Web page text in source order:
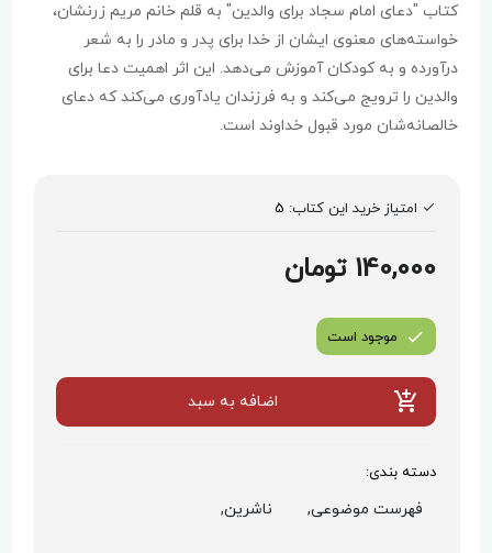
کتاب "دعای امام سجاد برای والدین" به قلم خانم مریم زرنشان،
خواسته‌های معنوی ایشان از خدا برای پدر و مادر را به شعر
درآورده و به کودکان آموزش می‌دهد. این اثر اهمیت دعا برای
والدین را ترویج می‌کند و به فرزندان یادآوری می‌کند که دعای
خالصانه‌شان مورد قبول خداوند است.
امتیاز خرید این کتاب: 5
140,000 تومان
موجود است
اضافه به سبد
دسته بندی:
فهرست موضوعی, ناشرین,